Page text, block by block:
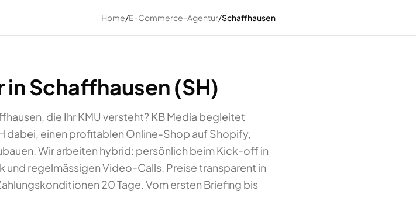
Home/E-Commerce-Agentur/Schaffhausen
Schaffhausen (SH)
die Ihr KMU versteht? KB Media begleitet
dabei, einen profitablen Online-Shop auf Shopify,
Wir arbeiten hybrid: persönlich beim Kick-off in
regelmässigen Video-Calls. Preise transparent in
20 Tage. Vom ersten Briefing bis